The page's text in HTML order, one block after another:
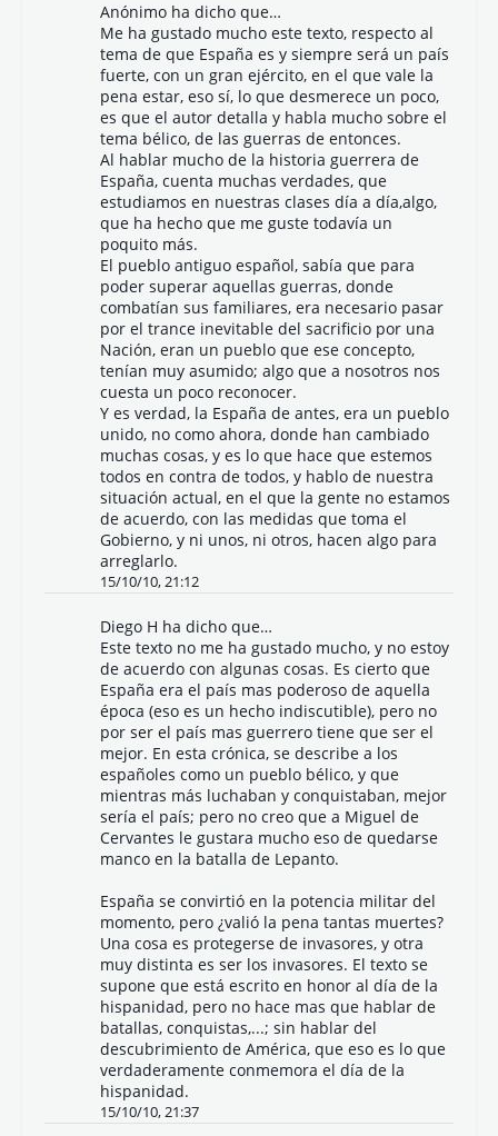
Anónimo ha dicho que…
Me ha gustado mucho este texto, respecto al
tema de que España es y siempre será un país
fuerte, con un gran ejército, en el que vale la
pena estar, eso sí, lo que desmerece un poco,
es que el autor detalla y habla mucho sobre el
tema bélico, de las guerras de entonces.
Al hablar mucho de la historia guerrera de
España, cuenta muchas verdades, que
estudiamos en nuestras clases día a día,algo,
que ha hecho que me guste todavía un
poquito más.
El pueblo antiguo español, sabía que para
poder superar aquellas guerras, donde
combatían sus familiares, era necesario pasar
por el trance inevitable del sacrificio por una
Nación, eran un pueblo que ese concepto,
tenían muy asumido; algo que a nosotros nos
cuesta un poco reconocer.
Y es verdad, la España de antes, era un pueblo
unido, no como ahora, donde han cambiado
muchas cosas, y es lo que hace que estemos
todos en contra de todos, y hablo de nuestra
situación actual, en el que la gente no estamos
de acuerdo, con las medidas que toma el
Gobierno, y ni unos, ni otros, hacen algo para
arreglarlo.
15/10/10, 21:12
Diego H ha dicho que…
Este texto no me ha gustado mucho, y no estoy
de acuerdo con algunas cosas. Es cierto que
España era el país mas poderoso de aquella
época (eso es un hecho indiscutible), pero no
por ser el país mas guerrero tiene que ser el
mejor. En esta crónica, se describe a los
españoles como un pueblo bélico, y que
mientras más luchaban y conquistaban, mejor
sería el país; pero no creo que a Miguel de
Cervantes le gustara mucho eso de quedarse
manco en la batalla de Lepanto.
España se convirtió en la potencia militar del
momento, pero ¿valió la pena tantas muertes?
Una cosa es protegerse de invasores, y otra
muy distinta es ser los invasores. El texto se
supone que está escrito en honor al día de la
hispanidad, pero no hace mas que hablar de
batallas, conquistas,...; sin hablar del
descubrimiento de América, que eso es lo que
verdaderamente conmemora el día de la
hispanidad.
15/10/10, 21:37